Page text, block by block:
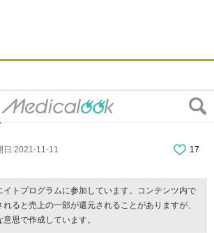
びが急に悪くなってきた。
ねじれ・斜めになった歯は
日:2021-11-11 17
イトプログラムに参加しています。コンテンツ内で
ると売上の一部が還元されることがありますが、
思で作成しています。